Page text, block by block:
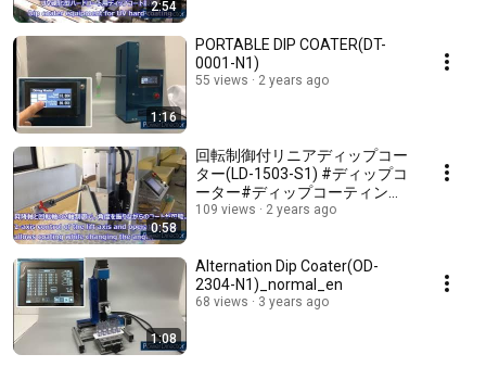
2:54
1:16
PORTABLE DIP COATER(DT-
0001-N1)
55 views 2 years ago
0:58
回転制御付リニアディップコー
ター(LD-1503-S1) #ディップコ
ーター#ディップコーティング
#ディップ#受託コート#UVハ
109 views 2 years ago
1:08
Alternation Dip Coater(OD-
2304-N1)_normal_en
68 views 3 years ago